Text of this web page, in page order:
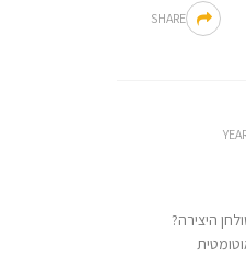
SHARE
היצירה?